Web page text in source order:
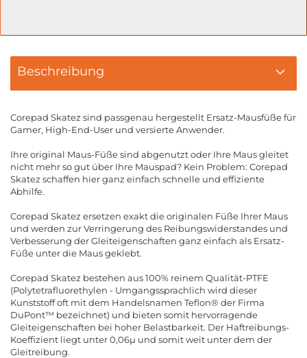
Beschreibung
Corepad Skatez sind passgenau hergestellt Ersatz-Mausfüße für
Gamer, High-End-User und versierte Anwender.
Ihre original Maus-Füße sind abgenutzt oder Ihre Maus gleitet
nicht mehr so gut über Ihre Mauspad? Kein Problem: Corepad
Skatez schaffen hier ganz einfach schnelle und effiziente
Abhilfe.
Corepad Skatez ersetzen exakt die originalen Füße Ihrer Maus
und werden zur Verringerung des Reibungswiderstandes und
Verbesserung der Gleiteigenschaften ganz einfach als Ersatz-
Füße unter die Maus geklebt.
Corepad Skatez bestehen aus 100% reinem Qualität-PTFE
(Polytetrafluorethylen - Umgangssprachlich wird dieser
Kunststoff oft mit dem Handelsnamen Teflon® der Firma
DuPont™ bezeichnet) und bieten somit hervorragende
Gleiteigenschaften bei hoher Belastbarkeit. Der Haftreibungs-
Koeffizient liegt unter 0,06µ und somit weit unter dem der
Gleitreibung.